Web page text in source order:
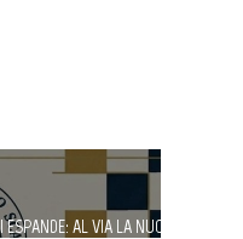
AL VIA LA NUOVA